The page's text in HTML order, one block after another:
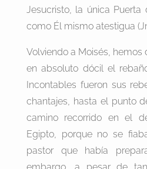
Jesucristo, la única
como Él mismo atestigua
Volviendo a Moisés, hemos
en absoluto dócil el
Incontables fueron sus
chantajes, hasta el punto
camino recorrido en el
Egipto, porque no se
pastor que había